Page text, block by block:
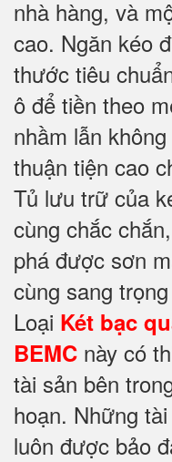
nhà hàng, và
cao. Ngăn kéo
thước tiêu
ô để tiền theo
nhầm lẫn
thuận tiện cao
Tủ lưu trữ của
cùng chắc
phá được sơn
cùng sang
Loại Két bạc
BEMC này có
tài sản bên
hoạn. Những
luôn được bảo